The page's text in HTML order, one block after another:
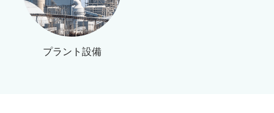
プラント設備